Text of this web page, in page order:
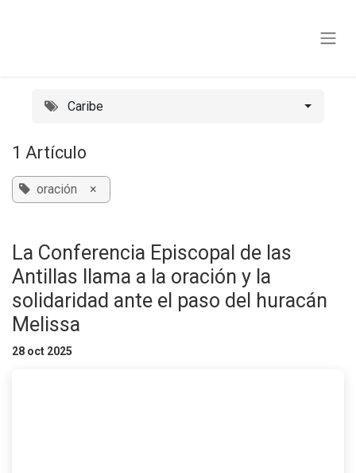
Caribe
1 Artículo
oración ×
La Conferencia Episcopal de las
Antillas llama a la oración y la
solidaridad ante el paso del huracán
Melissa
28 oct 2025